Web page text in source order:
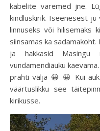
kabelite varemed jne.
kindluskirik. Iseenesest ju
linnuseks või hilisemaks
siinsamas ka
ja hakkasid Masingu
vundamendiauku
prahti välja 😀 😀 Kui
väärtuslikku see
kirikusse.